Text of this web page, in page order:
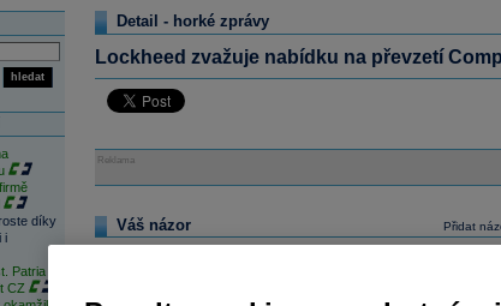
hledat
díky
i
Patria
CZ
Detail - horké zprávy
Lockheed zvažuje nabídku na převzetí
Reklama
Přidat
Váš názor